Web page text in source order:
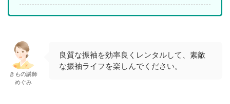
きもの講師
めぐみ
良質な振袖を効率良くレンタルして、素敵
な振袖ライフを楽しんでください。